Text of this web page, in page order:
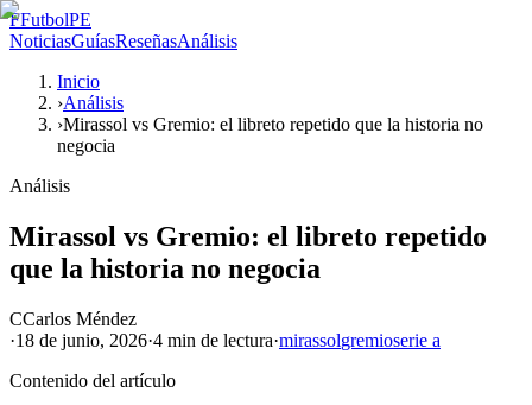
FFutbolPE
NoticiasGuíasReseñasAnálisis
Inicio
›Análisis
›Mirassol vs Gremio: el libreto repetido que la historia no
negocia
Análisis
Mirassol vs Gremio: el libreto repetido
que la historia no negocia
CCarlos Méndez
·18 de junio, 2026·4 min de lectura·mirassolgremioserie a
Contenido del artículo